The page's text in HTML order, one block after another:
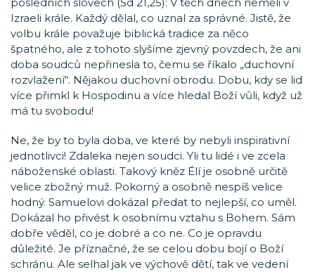
Izraeli krále. Každý dělal, co uznal za správné. Jistě, že
volbu krále považuje biblická tradice za něco
špatného, ale z tohoto slyšíme zjevný povzdech, že ani
doba soudců nepřinesla to, čemu se říkalo „duchovní
rozvlažení“. Nějakou duchovní obrodu. Dobu, kdy se lid
více přimkl k Hospodinu a více hledal Boží vůli, když už
má tu svobodu!
Ne, že by to byla doba, ve které by nebyli inspirativní
jednotlivci! Zdaleka nejen soudci. Yli tu lidé i ve zcela
náboženské oblasti. Takový kněz Élí je osobně určitě
velice zbožný muž. Pokorný a osobně nespíš velice
hodný. Samuelovi dokázal předat to nejlepší, co uměl.
Dokázal ho přivést k osobnímu vztahu s Bohem. Sám
dobře věděl, co je dobré a co ne. Co je opravdu
důležité. Je příznačné, že se celou dobu bojí o Boží
schránu. Ale selhal jak ve výchově dětí, tak ve vedení